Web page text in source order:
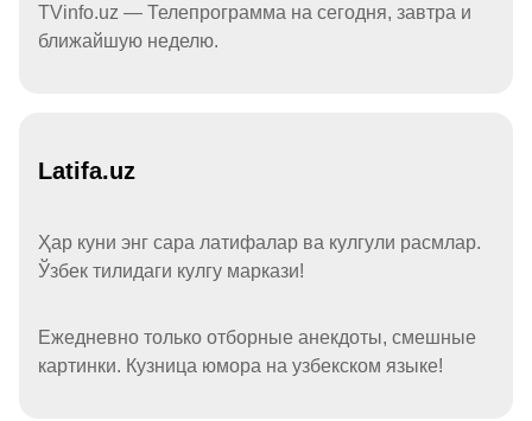
TVinfo.uz — Телепрограмма на сегодня, завтра и
ближайшую неделю.
Latifa.uz
Ҳар куни энг сара латифалар ва кулгули расмлар.
Ўзбек тилидаги кулгу маркази!
Ежедневно только отборные анекдоты, смешные
картинки. Кузница юмора на узбекском языке!